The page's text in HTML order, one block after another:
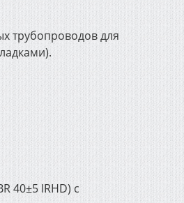
трубопроводов для
40±5 IRHD) с